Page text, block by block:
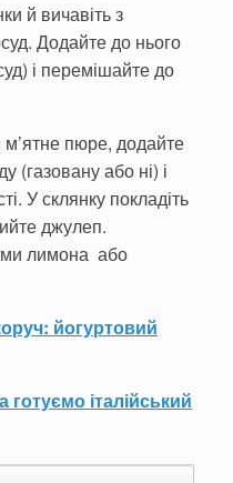
й вичавіть з
Додайте до нього
і перемішайте до
м’ятне пюре, додайте
(газовану або ні) і
У склянку покладіть
джулеп.
лимона або
йогуртовий
готуємо італійський